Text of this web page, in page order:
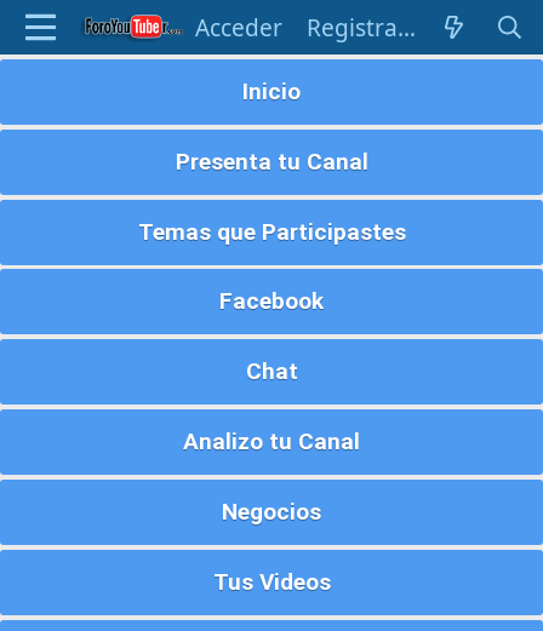
Acceder Registrarse
Inicio
Presenta tu Canal
Temas que Participastes
Facebook
Chat
Analizo tu Canal
Negocios
Tus Videos